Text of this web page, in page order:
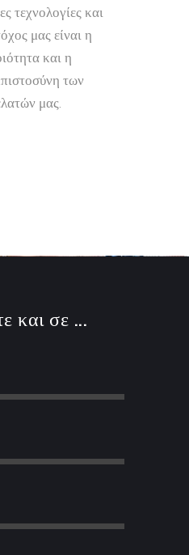
τεχνολογίες και
μας είναι η
και η
των
μας.
και σε ...